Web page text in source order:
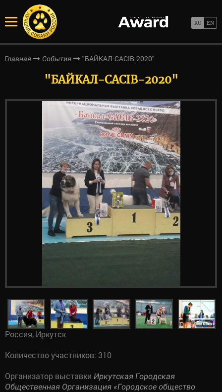
Главная События "БАЙКАЛ-CACIB-2020"
"БАЙКАЛ-CACIB-2020"
Россия, Иркутск
Количество участников: 310
Организатор выставки Иркутская Городская
Общественная Организация «Городское общество